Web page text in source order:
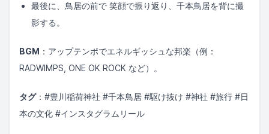
最後に、鳥居の前で 笑顔で振り返り、千本鳥居を背に撮
影する。
BGM ：アップテンポでエネルギッシュな邦楽（例：
RADWIMPS, ONE OK ROCK など）。
タグ：#豊川稲荷神社 #千本鳥居 #駆け抜け #神社 #旅行 #日
本の文化 #インスタグラムリール